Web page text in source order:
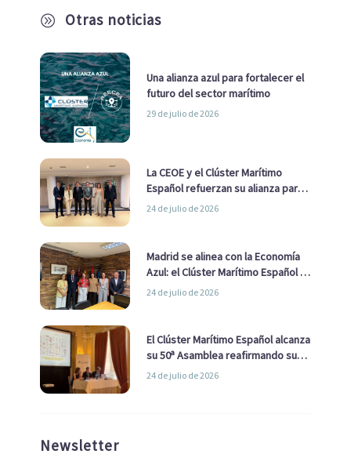
A Otras noticias
Una alianza azul para fortalecer el
futuro del sector marítimo
29 de julio de 2026
La CEOE y el Clúster Marítimo
Español refuerzan su alianza para
impulsar una estrategia Nacional
24 de julio de 2026
Madrid se alinea con la Economía
Azul: el Clúster Marítimo Español y
la Real Liga Naval avanzan alianzas
24 de julio de 2026
El Clúster Marítimo Español alcanza
su 50ª Asamblea reafirmando su
liderazgo en la Economía Azul
24 de julio de 2026
Newsletter